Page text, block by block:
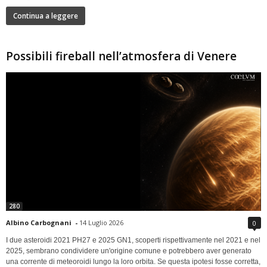
Continua a leggere
Possibili fireball nell’atmosfera di Venere
280
Albino Carbognani - 14 Luglio 2026 0
I due asteroidi 2021 PH27 e 2025 GN1, scoperti rispettivamente nel 2021 e nel
2025, sembrano condividere un'origine comune e potrebbero aver generato
una corrente di meteoroidi lungo la loro orbita. Se questa ipotesi fosse corretta,